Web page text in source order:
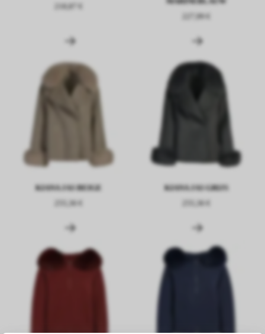
218,87 €
227,99 €
KIANA JAS BEIGE
255,36 €
KIANA JAS GRIJS
255,36 €